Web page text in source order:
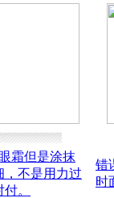
霜但是涂抹
，不是用力过
。
错
时